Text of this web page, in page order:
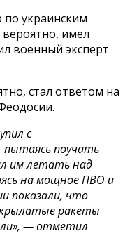
украинским
имел
военный эксперт
стал ответом на
с
пытаясь поучать
им летать над
на мощное ПВО и
показали, что
ракеты
— отметил